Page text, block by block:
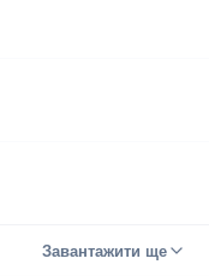
Завантажити ще